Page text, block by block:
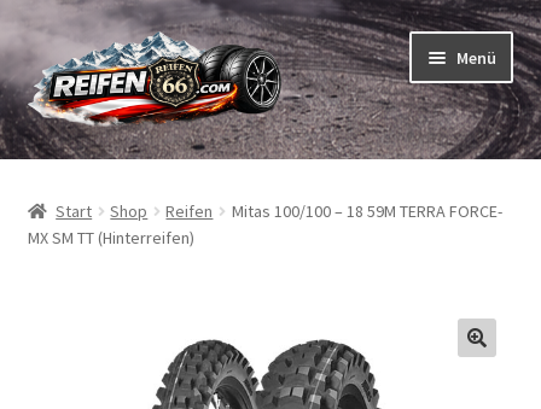
Zur
Navigation
springen
Zum
Inhalt
springen
Menü
Reifen
Schläuche
Start Shop Reifen
Mitas 100/100 – 18 59M TERRA FORCE-
MX SM TT (Hinterreifen)